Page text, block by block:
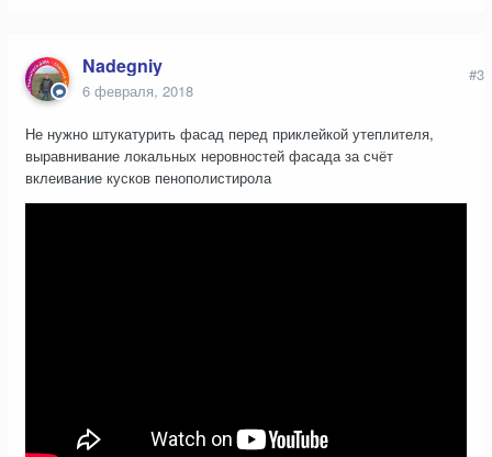
Nadegniy
6 февраля, 2018
#3
Не нужно штукатурить фасад перед приклейкой утеплителя,
выравнивание локальных неровностей фасада за счёт
вклеивание кусков пенополистирола